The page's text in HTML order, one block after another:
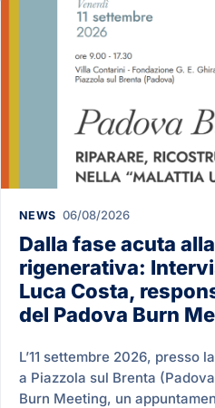
NEWS 06/08/2026
Dalla fase acuta
rigenerativa:
Luca Costa,
del Padova Burn
L’11 settembre 2026, presso
a Piazzola sul Brenta
Burn Meeting, un